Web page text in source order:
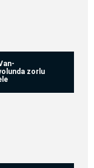
zorlu